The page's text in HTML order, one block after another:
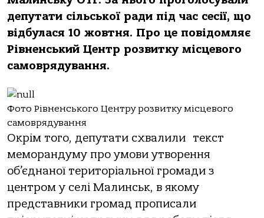
депутати сільської ради під час сесії, що
відбулася 10 жовтня. Про це повідомляє
Рівненський Центр розвитку місцевого
самоврядування.
Фото Рівненського Центру розвитку місцевого
самоврядування
Окрім того, депутати схвалили текст
меморандуму про умови утворення
об’єднаної територіальної громади з
центром у селі Малинськ, в якому
представники громад прописали